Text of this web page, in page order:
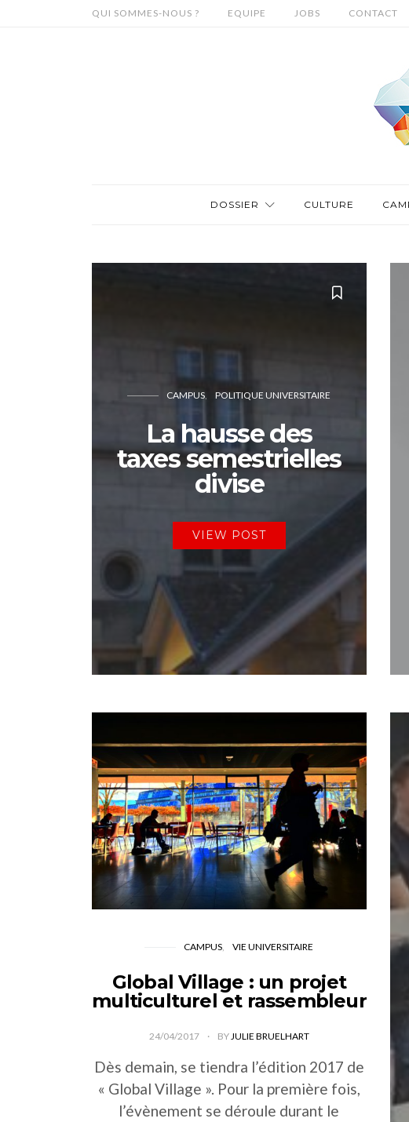
QUI SOMMES-NOUS ? EQUIPE JOBS CONTACT
DOSSIER CULTURE
CAMPUS POLITIQUE UNIVERSITAIRE
La hausse des
taxes semestrielles
divise
VIEW POST
CAMPUS VIE UNIVERSITAIRE
Global Village : un projet
multiculturel et rassembleur
24/04/2017 BY JULIE BRUELHART
Dès demain, se tiendra l’édition 2017 de
« Global Village ». Pour la première fois,
l’évènement se déroule durant le